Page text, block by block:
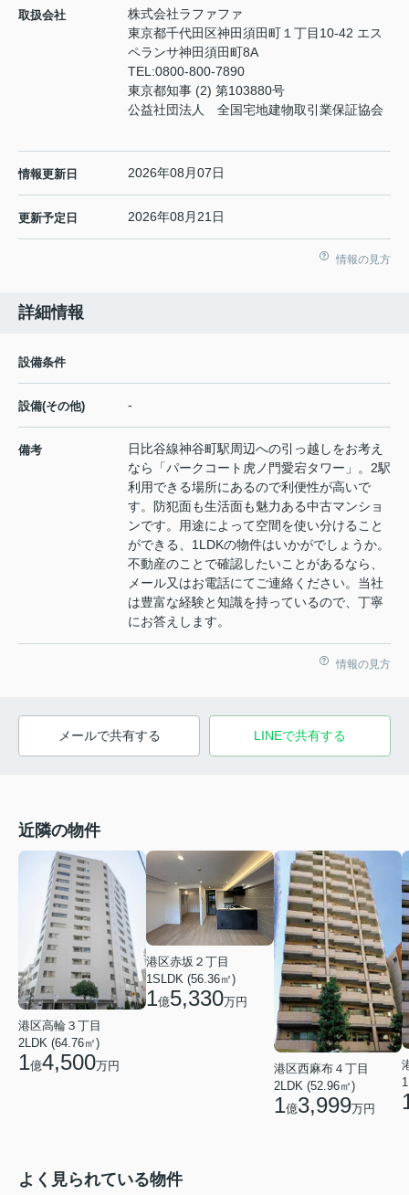
取扱会社
株式会社ラファファ
東京都千代田区神田須田町１丁目10-42 エス
ペランサ神田須田町8A
TEL:0800-800-7890
東京都知事 (2) 第103880号
公益社団法人 全国宅地建物取引業保証協会
情報更新日 2026年08月07日
更新予定日 2026年08月21日
情報の見方
詳細情報
設備条件
設備(その他) -
備考
日比谷線神谷町駅周辺への引っ越しをお考え
なら「パークコート虎ノ門愛宕タワー」。2駅
利用できる場所にあるので利便性が高いで
す。防犯面も生活面も魅力ある中古マンショ
ンです。用途によって空間を使い分けること
ができる、1LDKの物件はいかがでしょうか。
不動産のことで確認したいことがあるなら、
メール又はお電話にてご連絡ください。当社
は豊富な経験と知識を持っているので、丁寧
にお答えします。
情報の見方
メールで共有する LINEで共有する
近隣の物件
港区高輪３丁目
2LDK (64.76㎡)
1億4,500万円
港区赤坂２丁目
1SLDK (56.36㎡)
1億5,330万円
港区西麻布４丁目
2LDK (52.96㎡)
1億3,999万円
よく見られている物件